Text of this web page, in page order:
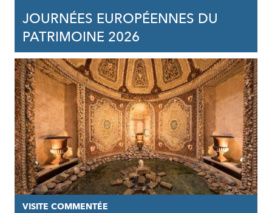
JOURNÉES EUROPÉENNES DU
PATRIMOINE 2026
VISITE COMMENTÉE